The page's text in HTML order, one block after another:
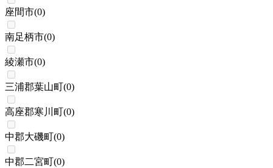
座間市(0)
南足柄市(0)
綾瀬市(0)
三浦郡葉山町(0)
高座郡寒川町(0)
中郡大磯町(0)
中郡二宮町(0)